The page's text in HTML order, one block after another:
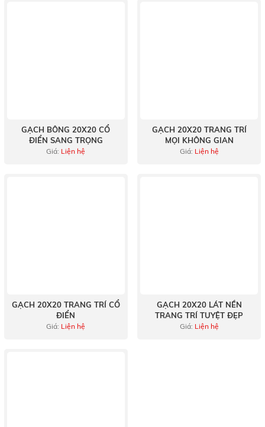
GẠCH BÔNG 20X20 CỔ
ĐIỂN SANG TRỌNG
Giá: Liện hệ
GẠCH 20X20 TRANG TRÍ
MỌI KHÔNG GIAN
Giá: Liện hệ
GẠCH 20X20 TRANG TRÍ CỔ
ĐIỂN
Giá: Liện hệ
GẠCH 20X20 LÁT NỀN
TRANG TRÍ TUYỆT ĐẸP
Giá: Liện hệ